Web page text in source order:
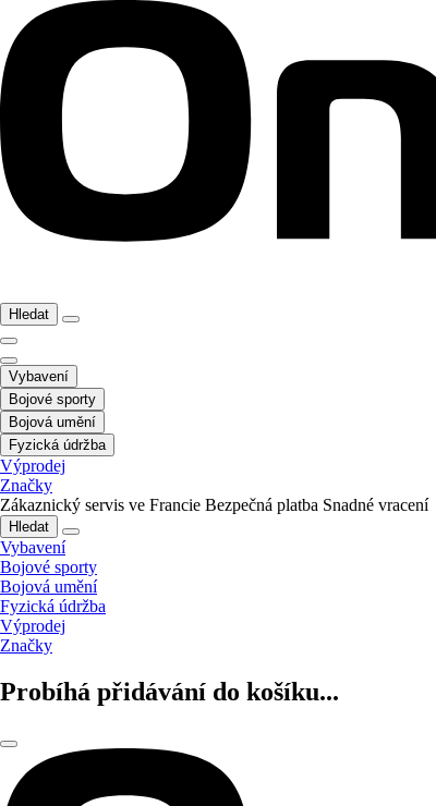
Hledat
Vybavení
Bojové sporty
Bojová umění
Fyzická údržba
Výprodej
Značky
Zákaznický servis ve Francie Bezpečná platba Snadné vracení
Hledat
Vybavení
Bojové sporty
Bojová umění
Fyzická údržba
Výprodej
Značky
Probíhá přidávání do košíku...